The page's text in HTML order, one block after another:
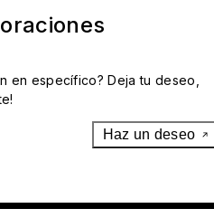
en específico? Deja tu deseo,
Haz un deseo